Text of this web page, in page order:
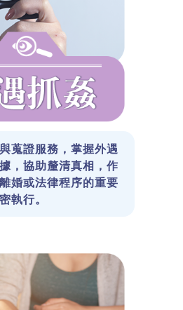
蒐證服務，掌握外遇
，協助釐清真相，作
婚或法律程序的重要
執行。